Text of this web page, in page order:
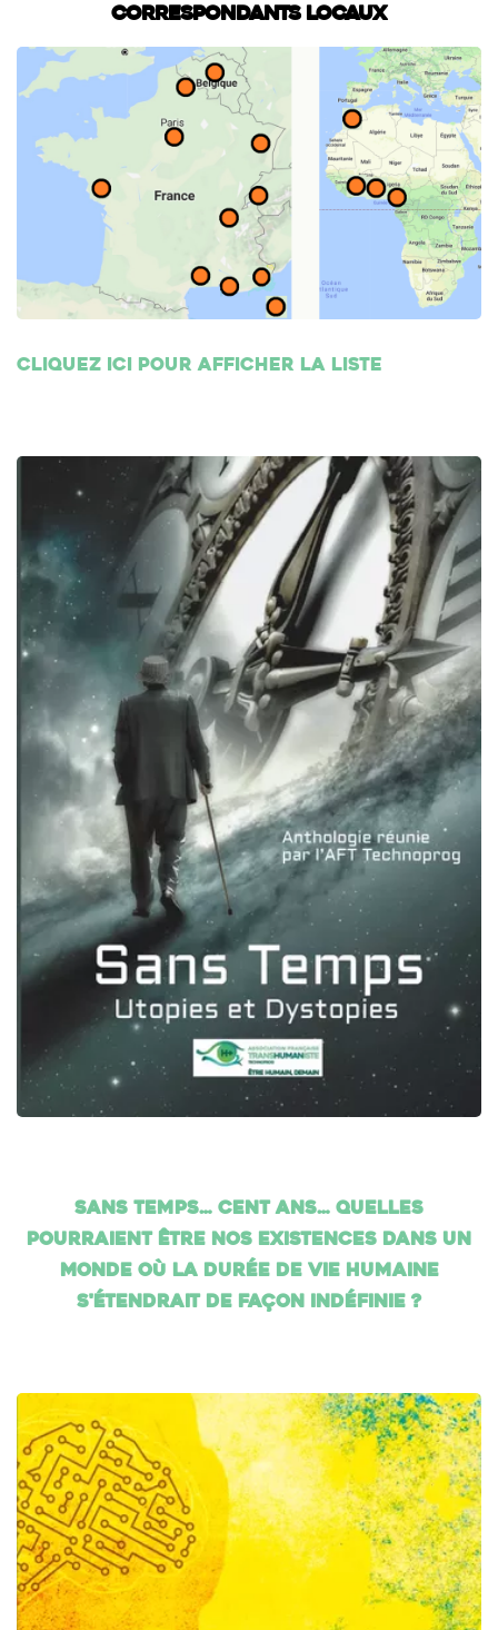
Correspondants locaux
Cliquez ici pour afficher la liste
Sans temps… cent ans… Quelles
pourraient être nos existences dans un
monde où la durée de vie humaine
s'étendrait de façon indéfinie ?